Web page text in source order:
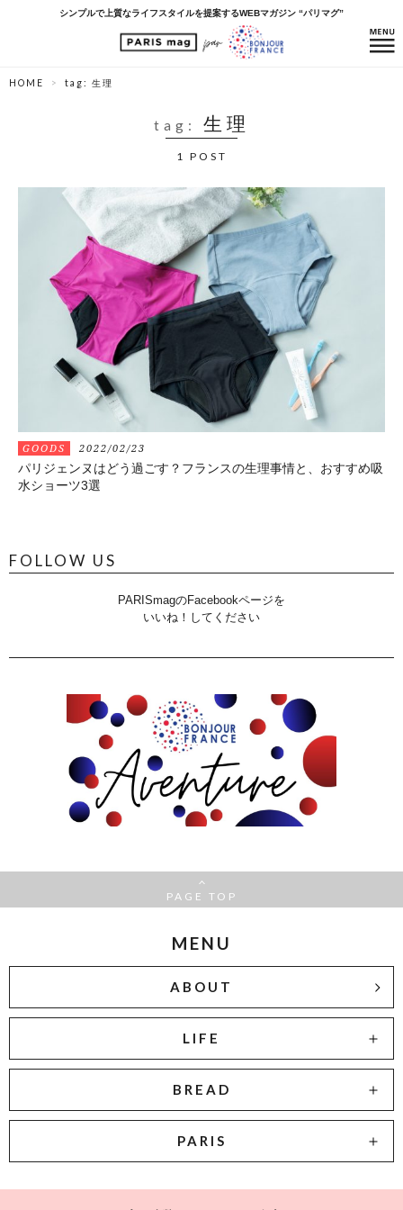
シンプルで上質なライフスタイルを提案するWEBマガジン “パリマグ”
HOME tag: 生理
tag: 生理
1 POST
GOODS 2022/02/23
パリジェンヌはどう過ごす？フランスの生理事情と、おすすめ吸
水ショーツ3選
FOLLOW US
PARISmagのFacebookページを
いいね！してください
PAGE TOP
MENU
ABOUT
LIFE
BREAD
PARIS